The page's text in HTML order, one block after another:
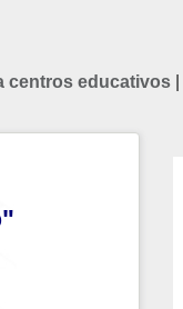
centros educativos